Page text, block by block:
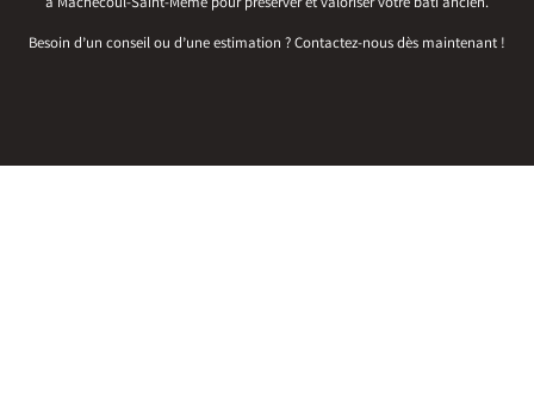
à Machecoul-Saint-Même pour préserver et valoriser votre bâti ancien.
Besoin d’un conseil ou d’une estimation ? Contactez-nous dès maintenant !